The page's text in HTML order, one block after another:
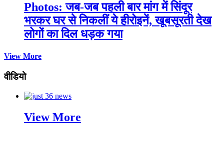
Photos: जब-जब पहली बार मांग में सिंदूर
भरकर घर से निकलीं ये हीरोइनें, खूबसूरती देख
लोगों का दिल धड़क गया
View More
वीडियो
View More